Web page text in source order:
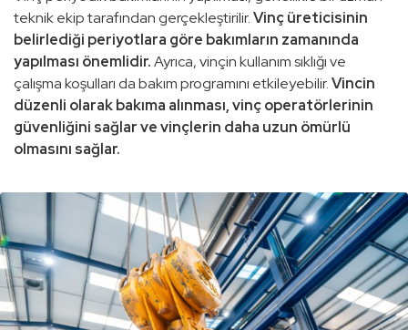
teknik ekip tarafından gerçekleştirilir.Vinç üreticisinin
belirlediği periyotlara göre bakımların zamanında
yapılması önemlidir.Ayrıca, vinçin kullanım sıklığı ve
çalışma koşulları da bakım programını etkileyebilir.Vincin
düzenli olarak bakıma alınması, vinç operatörlerinin
güvenliğini sağlar ve vinçlerin daha uzun ömürlü
olmasını sağlar.